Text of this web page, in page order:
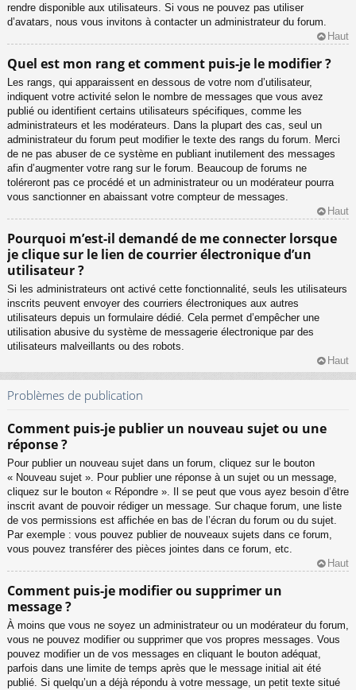
rendre disponible aux utilisateurs. Si vous ne pouvez pas utiliser
d’avatars, nous vous invitons à contacter un administrateur du forum.
Haut
Quel est mon rang et comment puis-je le modifier ?
Les rangs, qui apparaissent en dessous de votre nom d’utilisateur,
indiquent votre activité selon le nombre de messages que vous avez
publié ou identifient certains utilisateurs spécifiques, comme les
administrateurs et les modérateurs. Dans la plupart des cas, seul un
administrateur du forum peut modifier le texte des rangs du forum. Merci
de ne pas abuser de ce système en publiant inutilement des messages
afin d’augmenter votre rang sur le forum. Beaucoup de forums ne
toléreront pas ce procédé et un administrateur ou un modérateur pourra
vous sanctionner en abaissant votre compteur de messages.
Haut
Pourquoi m’est-il demandé de me connecter lorsque
je clique sur le lien de courrier électronique d’un
utilisateur ?
Si les administrateurs ont activé cette fonctionnalité, seuls les utilisateurs
inscrits peuvent envoyer des courriers électroniques aux autres
utilisateurs depuis un formulaire dédié. Cela permet d’empêcher une
utilisation abusive du système de messagerie électronique par des
utilisateurs malveillants ou des robots.
Haut
Problèmes de publication
Comment puis-je publier un nouveau sujet ou une
réponse ?
Pour publier un nouveau sujet dans un forum, cliquez sur le bouton
« Nouveau sujet ». Pour publier une réponse à un sujet ou un message,
cliquez sur le bouton « Répondre ». Il se peut que vous ayez besoin d’être
inscrit avant de pouvoir rédiger un message. Sur chaque forum, une liste
de vos permissions est affichée en bas de l’écran du forum ou du sujet.
Par exemple : vous pouvez publier de nouveaux sujets dans ce forum,
vous pouvez transférer des pièces jointes dans ce forum, etc.
Haut
Comment puis-je modifier ou supprimer un
message ?
À moins que vous ne soyez un administrateur ou un modérateur du forum,
vous ne pouvez modifier ou supprimer que vos propres messages. Vous
pouvez modifier un de vos messages en cliquant le bouton adéquat,
parfois dans une limite de temps après que le message initial ait été
publié. Si quelqu’un a déjà répondu à votre message, un petit texte situé